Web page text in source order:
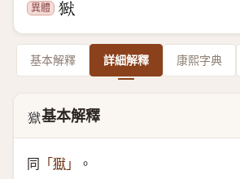
異體
基本解釋 詳細解釋 康熙字典
𤠒基本解釋
同 「 㺇 」 。